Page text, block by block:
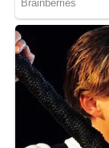
Cette
celle qui a
décès de sa
récente perte
radieuse,
dans sa peau.